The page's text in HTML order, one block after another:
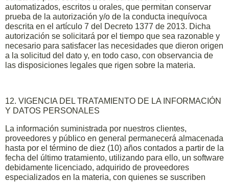
automatizados, escritos u orales, que permitan conservar
prueba de la autorización y/o de la conducta inequívoca
descrita en el artículo 7 del Decreto 1377 de 2013. Dicha
autorización se solicitará por el tiempo que sea razonable y
necesario para satisfacer las necesidades que dieron origen
a la solicitud del dato y, en todo caso, con observancia de
las disposiciones legales que rigen sobre la materia.
12. VIGENCIA DEL TRATAMIENTO DE LA INFORMACIÓN
Y DATOS PERSONALES
La información suministrada por nuestros clientes,
proveedores y público en general permanecerá almacenada
hasta por el término de diez (10) años contados a partir de la
fecha del último tratamiento, utilizando para ello, un software
debidamente licenciado, adquirido de proveedores
especializados en la materia, con quienes se suscriben